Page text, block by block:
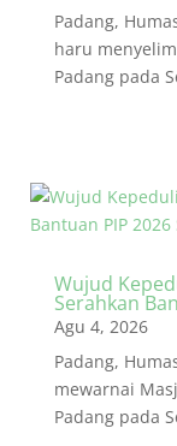
Padang,
haru
Padang pada
Wujud
Serahkan
Agu 4, 2026
Padang,
mewarnai
Padang pada